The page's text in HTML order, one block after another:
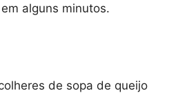
alguns minutos.
de sopa de queijo